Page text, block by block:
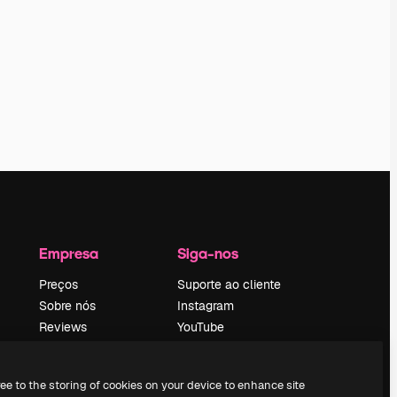
Empresa
Preços
Sobre nós
Reviews
pesquisa
Siga-nos
Suporte ao cliente
Instagram
YouTube
Discord
to the storing of cookies on your device to enhance site